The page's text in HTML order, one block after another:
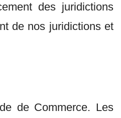
des juridictions
de nos juridictions et
de Commerce. Les